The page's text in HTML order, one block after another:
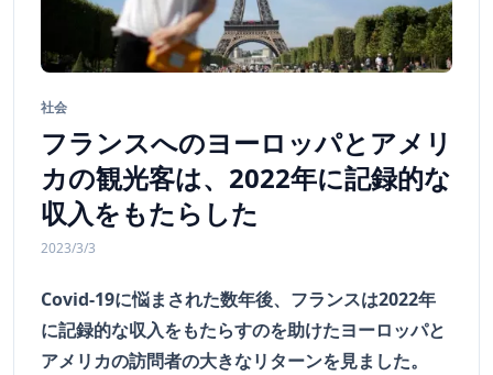
社会
フランスへのヨーロッパとアメリ
カの観光客は、2022年に記録的な
収入をもたらした
2023/3/3
Covid-19に悩まされた数年後、フランスは2022年
に記録的な収入をもたらすのを助けたヨーロッパと
アメリカの訪問者の大きなリターンを見ました。